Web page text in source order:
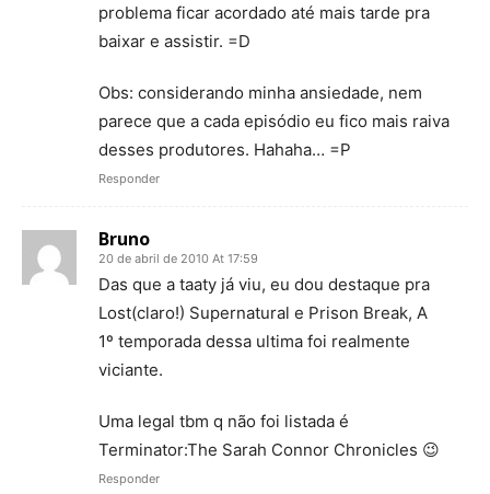
problema ficar acordado até mais tarde pra
baixar e assistir. =D
Obs: considerando minha ansiedade, nem
parece que a cada episódio eu fico mais raiva
desses produtores. Hahaha… =P
Responder
Bruno
20 de abril de 2010 At 17:59
Das que a taaty já viu, eu dou destaque pra
Lost(claro!) Supernatural e Prison Break, A
1º temporada dessa ultima foi realmente
viciante.
Uma legal tbm q não foi listada é
Terminator:The Sarah Connor Chronicles 😉
Responder